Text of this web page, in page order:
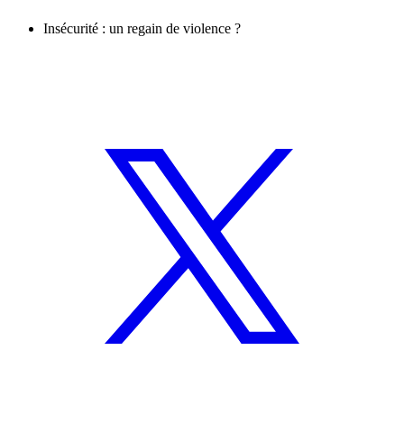
Insécurité : un regain de violence ?